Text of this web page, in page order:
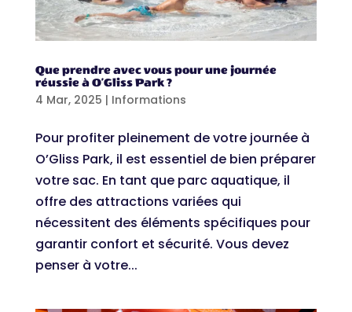
Que prendre avec vous pour une journée
réussie à O’Gliss Park ?
4 Mar, 2025 | Informations
Pour profiter pleinement de votre journée à
O’Gliss Park, il est essentiel de bien préparer
votre sac. En tant que parc aquatique, il
offre des attractions variées qui
nécessitent des éléments spécifiques pour
garantir confort et sécurité. Vous devez
penser à votre...